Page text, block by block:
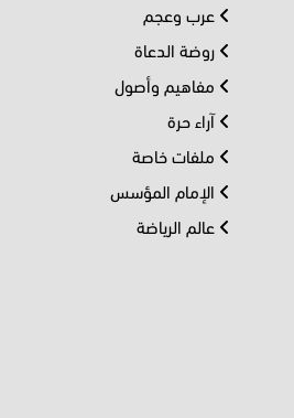
عرب وعجم
روضة الدعاة
مفاهيم وأصول
آراء حرة
ملفات خاصة
الإمام المؤسس
عالم الرياضة